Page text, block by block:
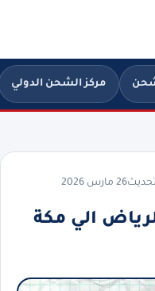
مركز الشحن الدولي
26 مارس 2026
الي مكة